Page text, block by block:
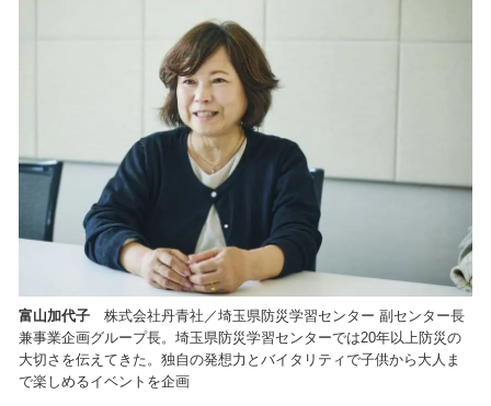
富山加代子株式会社丹青社／埼玉県防災学習センター 副センター長
兼事業企画グループ長。埼玉県防災学習センターでは20年以上防災の
大切さを伝えてきた。独自の発想力とバイタリティで子供から大人ま
で楽しめるイベントを企画